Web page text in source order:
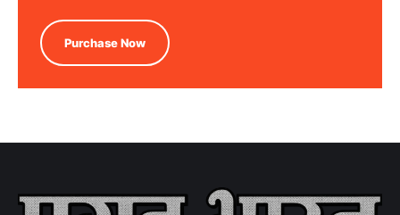
Purchase Now